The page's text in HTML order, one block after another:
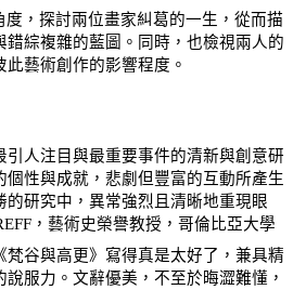
度，探討兩位畫家糾葛的一生，從而描
錯綜複雜的藍圖。同時，也檢視兩人的
藝術創作的影響程度。
引人注目與最重要事件的清新與創意研
個性與成就，悲劇但豐富的互動所產生
的研究中，異常強烈且清晰地重現眼
，藝術史榮譽教授，哥倫比亞大學
梵谷與高更》寫得真是太好了，兼具精
服力。文辭優美，不至於晦澀難懂，